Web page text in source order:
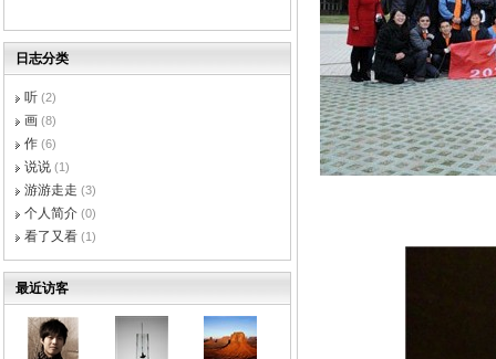
日志分类
听 (2)
画 (8)
作 (6)
说说 (1)
游游走走 (3)
个人简介 (0)
看了又看 (1)
最近访客